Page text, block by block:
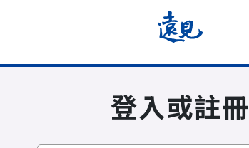
登入或註冊